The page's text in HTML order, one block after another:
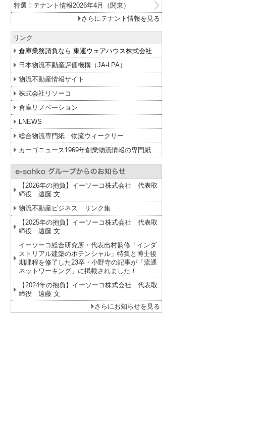
特選！テナント情報2026年4月（関東）
さらにテナント情報を見る
リンク
倉庫業務請負なら 東運ウェアハウス株式会社
日本物流不動産評価機構（JA-LPA）
物流不動産情報サイト
株式会社リソーコ
倉庫リノベーション
LNEWS
総合物流専門紙 物流ウィークリー
カーゴニュース1969年創業物流情報の専門紙
【2026年の抱負】イーソーコ株式会社 代表取
締役 遠藤 文
物流不動産ビジネス リンク集
【2025年の抱負】イーソーコ株式会社 代表取
締役 遠藤 文
イーソーコ総合研究所・代表出村監修「インダ
ストリアル建築のポテンシャル」特集と博士後
期課程を修了した23卒・小野寺の記事が「流通
ネットワーキング」に掲載されました！
【2024年の抱負】イーソーコ株式会社 代表取
締役 遠藤 文
さらにお知らせを見る